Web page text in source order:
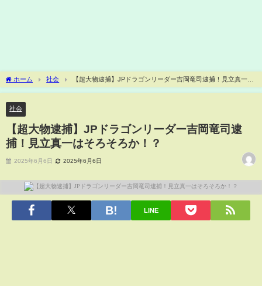
ホーム 社会
【超大物逮捕】JPドラゴンリーダー吉岡竜司逮捕！見立真一は
そろそろか！？
社会
【超大物逮捕】JPドラゴンリーダー吉岡竜司逮
捕！見立真一はそろそろか！？
2025年6月6日 2025年6月6日
LINE